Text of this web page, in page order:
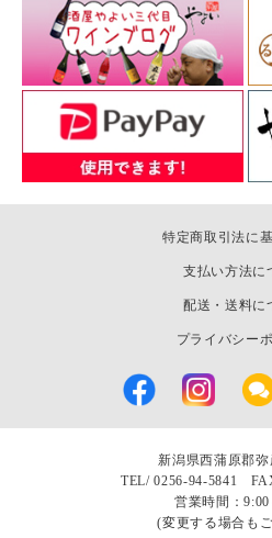
特定商取引法に
支払い方法に
配送・送料に
プライバシー
新潟県西蒲原郡弥
TEL/0256-94-5841
営業時間：9:00
(変更する場合も